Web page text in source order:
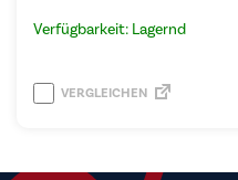
Verfügbarkeit: Lagernd
VERGLEICHEN